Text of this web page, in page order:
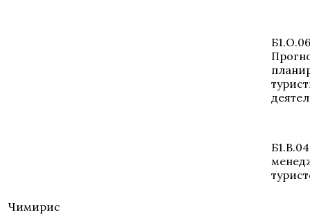
Чимирис
Б1.О.06